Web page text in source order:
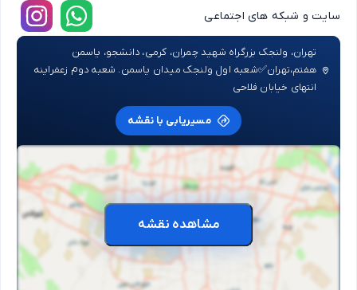
سایت و شبکه های اجتماعی
تهران، ولنجک بزرگراه شهید چمران، کرمی، دانشجو، یاسمن
هفتم،تهران✅شعبه اول ولنجک میدان یاسمن. شعبه دوم زعفراینه
انتهای خیابان فلاحی
مسیریابی با نقشه
مشاهده نقشه